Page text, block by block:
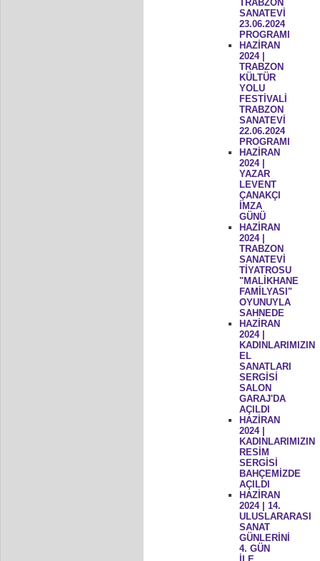
TRABZON
SANATEVİ
23.06.2024
PROGRAMI
HAZİRAN
2024 |
TRABZON
KÜLTÜR
YOLU
FESTİVALİ
TRABZON
SANATEVİ
22.06.2024
PROGRAMI
HAZİRAN
2024 |
YAZAR
LEVENT
ÇANAKÇI
İMZA
GÜNÜ
HAZİRAN
2024 |
TRABZON
SANATEVİ
TİYATROSU
"MALİKHANE
FAMİLYASI"
OYUNUYLA
SAHNEDE
HAZİRAN
2024 |
KADINLARIMIZIN
EL
SANATLARI
SERGİSİ
SALON
GARAJ'DA
AÇILDI
HAZİRAN
2024 |
KADINLARIMIZIN
RESİM
SERGİSİ
BAHÇEMİZDE
AÇILDI
HAZİRAN
2024 | 14.
ULUSLARARASI
SANAT
GÜNLERİNİ
4. GÜN